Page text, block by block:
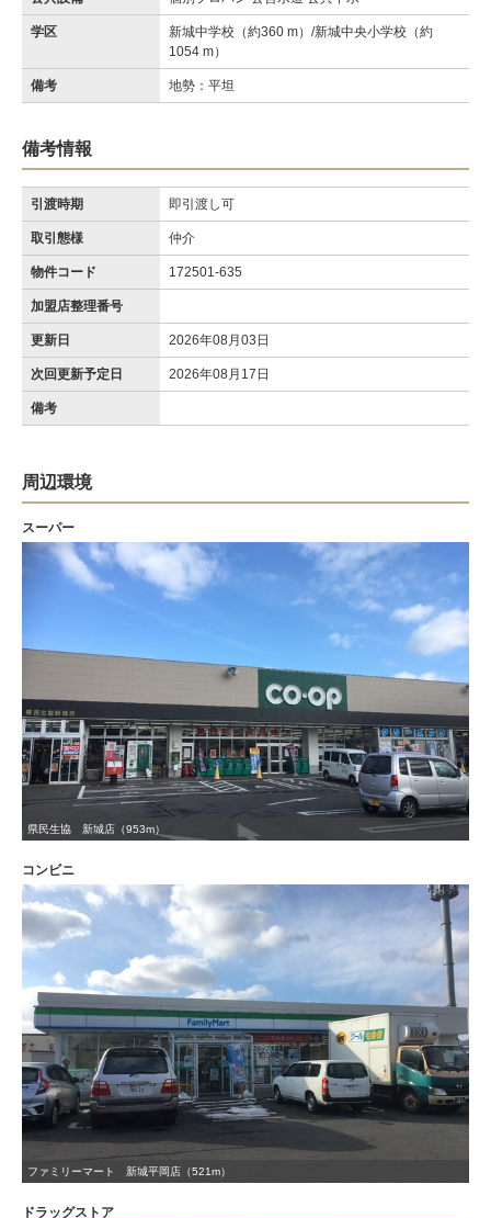
学区
新城中学校（約360 m）/新城中央小学校（約
1054 m）
備考 地勢：平坦
備考情報
引渡時期 即引渡し可
取引態様 仲介
物件コード 172501-635
加盟店整理番号
更新日 2026年08月03日
次回更新予定日 2026年08月17日
備考
周辺環境
スーパー
県民生協 新城店（953m）
コンビニ
ファミリーマート 新城平岡店（521m）
ドラッグストア